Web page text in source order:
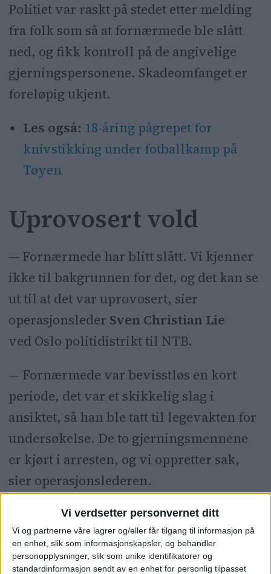
Vi verdsetter personvernet ditt
Vi og partnerne våre lagrer og/eller får tilgang til informasjon på
en enhet, slik som informasjonskapsler, og behandler
personopplysninger, slik som unike identifikatorer og
standardinformasjon sendt av en enhet for personlig tilpasset
Politiet var raskt på stedet etter melding
fra folk som så at fornærmede ble slått
ned, og fikk kontroll på de angivelige
gjerningspersonene. Skadeomfanget er
foreløpig ukjent.
Les også: 18-åring pågrepet for
knivstikking under fotballkamp på
Tøyen
Uprovosert vold
— Fornærmede har blitt slått. Vi kjenner
ikke til bakgrunnen for det, og det kan se
ut til at det var uprovosert, sier
operasjonsleder Sven Christian Lie
ved Oslo politidistrikt til NTB.
— Fornærmede var bevisstløs en kort
periode, det var et skikkelig slag i
ansiktet, så han ble tatt til legevakten for
undersøkelse. De to gjerningsmennene
er kjørt i arresten, og vi oppretter sak,
sier operasjonslederen.
NTB GAMLE OSLO
OSLO POLITIDISTRIKT
NYHET
SVEN CHRISTIAN LIE